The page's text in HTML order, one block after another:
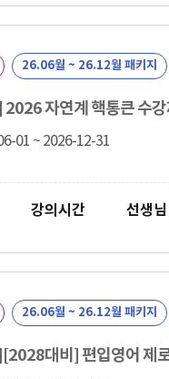
26.06월 ~ 26.12월 패키지
2026 자연계 핵통큰 수
01 ~ 2026-12-31
강의시간 선생님
26.06월 ~ 26.12월 패키지
대비] 편입영어 제